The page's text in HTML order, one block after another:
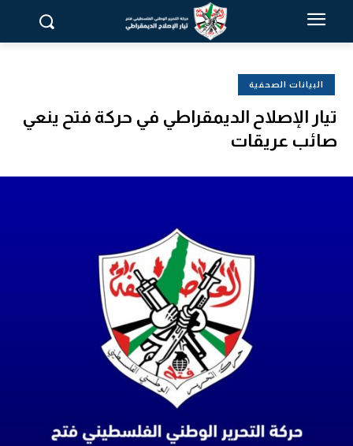
البيانات الصحفية
تيار الإصلاح الديمقراطي في حركة فتح ينعي
صائب عريقات